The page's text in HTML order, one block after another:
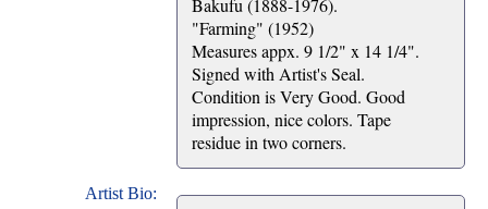
Bakufu (1888-1976).
"Farming" (1952)
Measures appx. 9 1/2" x 14 1/4".
Signed with Artist's Seal.
Condition is Very Good. Good
impression, nice colors. Tape
residue in two corners.
Artist Bio: